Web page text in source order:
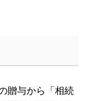
贈与から「相続